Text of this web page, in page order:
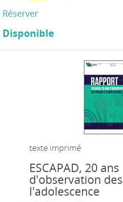
Réserver
Disponible
texte imprimé
ESCAPAD, 20 ans
d'observation
l'adolescence